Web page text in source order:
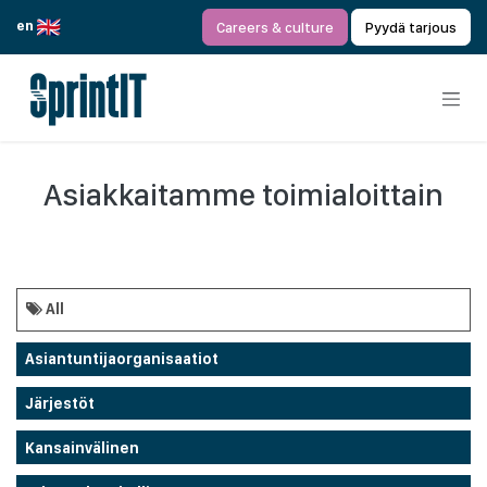
en
Careers & culture Pyydä tarjous
Asiakkaitamme toimialoittain
All
Asiantuntijaorganisaatiot
Järjestöt
Kansainvälinen